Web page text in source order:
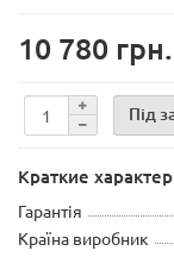
10 780 грн.
Під
Краткие
Гарантія
Країна виробник